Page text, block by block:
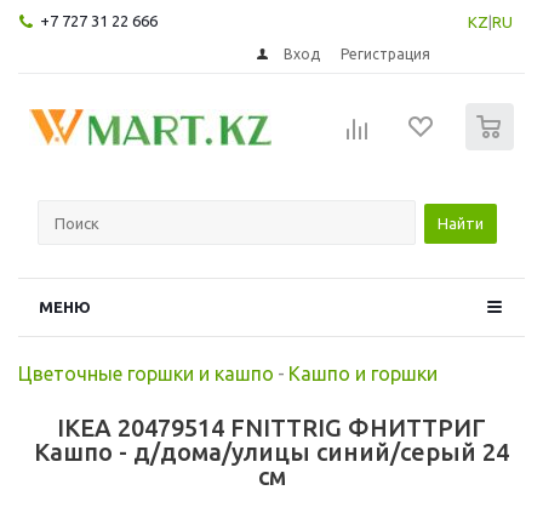
+7 727 31 22 666 KZ RU
Вход Регистрация
Найти
МЕНЮ
Цветочные горшки и кашпо - Кашпо и горшки
IKEA 20479514 FNITTRIG ФНИТТРИГ
Кашпо - д/дома/улицы синий/серый 24
см